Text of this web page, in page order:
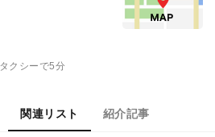
クシーで5分
関連リスト 紹介記事